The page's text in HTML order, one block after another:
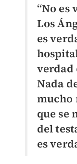
“No es
Los
es
verdad
Nada
mucho
que se
del
es